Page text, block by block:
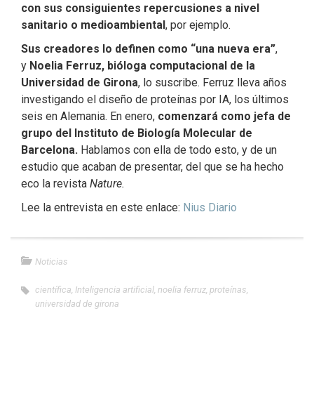
con sus consiguientes repercusiones a nivel
sanitario o medioambiental, por ejemplo.
Sus creadores lo definen como “una nueva era”,
y Noelia Ferruz, bióloga computacional de la
Universidad de Girona, lo suscribe. Ferruz lleva años
investigando el diseño de proteínas por IA, los últimos
seis en Alemania. En enero, comenzará como jefa de
grupo del Instituto de Biología Molecular de
Barcelona. Hablamos con ella de todo esto, y de un
estudio que acaban de presentar, del que se ha hecho
eco la revista Nature.
Lee la entrevista en este enlace: Nius Diario
Noticias
científica Inteligencia artificial noelia ferruz proteínas
universidad de girona